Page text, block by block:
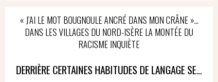
« J’AI LE MOT BOUGNOULE ANCRÉ DANS MON CRÂNE »…
DANS LES VILLAGES DU NORD-ISÈRE LA MONTÉE DU
RACISME INQUIÈTE
DERRIÈRE CERTAINES HABITUDES DE LANGAGE SE...